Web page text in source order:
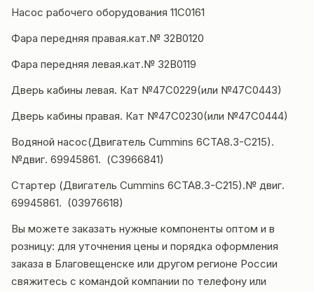
Насос рабочего оборудования 11С0161
Фара передняя правая.кат.№ 32В0120
Фара передняя левая.кат.№ 32В0119
Дверь кабины левая. Кат №47С0229(или №47С0443)
Дверь кабины правая. Кат №47С0230(или №47С0444)
Водяной насос(Двигатель Cummins 6СТА8.3-С215).
№двиг. 69945861. (С3966841)
Стартер (Двигатель Cummins 6СТА8.3-С215).№ двиг.
69945861. (03976618)
Вы можете заказать нужные компоненты оптом и в
розницу: для уточнения цены и порядка оформления
заказа в Благовещенске или другом регионе России
свяжитесь с командой компании по телефону или